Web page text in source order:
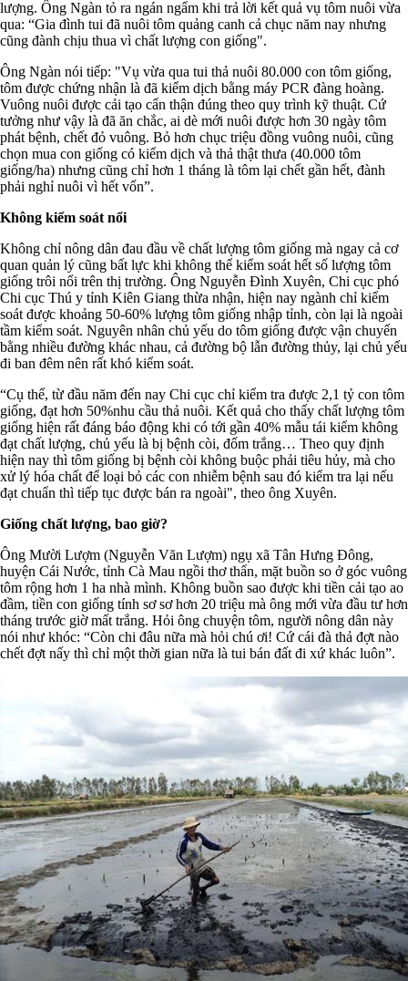
lượng. Ông Ngàn tỏ ra ngán ngẩm khi trả lời kết quả vụ tôm nuôi vừa
qua: “Gia đình tui đã nuôi tôm quảng canh cả chục năm nay nhưng
cũng đành chịu thua vì chất lượng con giống".
Ông Ngàn nói tiếp: "Vụ vừa qua tui thả nuôi 80.000 con tôm giống,
tôm được chứng nhận là đã kiểm dịch bằng máy PCR đàng hoàng.
Vuông nuôi được cải tạo cẩn thận đúng theo quy trình kỹ thuật. Cứ
tưởng như vậy là đã ăn chắc, ai dè mới nuôi được hơn 30 ngày tôm
phát bệnh, chết đỏ vuông. Bỏ hơn chục triệu đồng vuông nuôi, cũng
chọn mua con giống có kiểm dịch và thả thật thưa (40.000 tôm
giống/ha) nhưng cũng chỉ hơn 1 tháng là tôm lại chết gần hết, đành
phải nghỉ nuôi vì hết vốn”.
Không kiểm soát nổi
Không chỉ nông dân đau đầu về chất lượng tôm giống mà ngay cả cơ
quan quản lý cũng bất lực khi không thể kiểm soát hết số lượng tôm
giống trôi nổi trên thị trường. Ông Nguyễn Đình Xuyên, Chi cục phó
Chi cục Thú y tỉnh Kiên Giang thừa nhận, hiện nay ngành chỉ kiểm
soát được khoảng 50-60% lượng tôm giống nhập tỉnh, còn lại là ngoài
tầm kiểm soát. Nguyên nhân chủ yếu do tôm giống được vận chuyển
bằng nhiều đường khác nhau, cả đường bộ lẫn đường thủy, lại chủ yếu
đi ban đêm nên rất khó kiểm soát.
“Cụ thể, từ đầu năm đến nay Chi cục chỉ kiểm tra được 2,1 tỷ con tôm
giống, đạt hơn 50%nhu cầu thả nuôi. Kết quả cho thấy chất lượng tôm
giống hiện rất đáng báo động khi có tới gần 40% mẫu tái kiểm không
đạt chất lượng, chủ yếu là bị bệnh còi, đốm trắng… Theo quy định
hiện nay thì tôm giống bị bệnh còi không buộc phải tiêu hủy, mà cho
xử lý hóa chất để loại bỏ các con nhiễm bệnh sau đó kiểm tra lại nếu
đạt chuẩn thì tiếp tục được bán ra ngoài", theo ông Xuyên.
Giống chất lượng, bao giờ?
Ông Mười Lượm (Nguyễn Văn Lượm) ngụ xã Tân Hưng Đông,
huyện Cái Nước, tỉnh Cà Mau ngồi thơ thẩn, mặt buồn so ở góc vuông
tôm rộng hơn 1 ha nhà mình. Không buồn sao được khi tiền cải tạo ao
đầm, tiền con giống tính sơ sơ hơn 20 triệu mà ông mới vừa đầu tư hơn
tháng trước giờ mất trắng. Hỏi ông chuyện tôm, người nông dân này
nói như khóc: “Còn chi đâu nữa mà hỏi chú ơi! Cứ cái đà thả đợt nào
chết đợt nấy thì chỉ một thời gian nữa là tui bán đất đi xứ khác luôn”.